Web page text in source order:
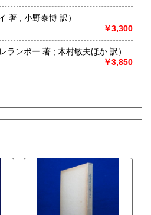
ロ・メイ 著 ; 小野泰博 訳）
￥3,300
ゥ・クレランボー 著 ; 木村敏夫ほか 訳）
￥3,850